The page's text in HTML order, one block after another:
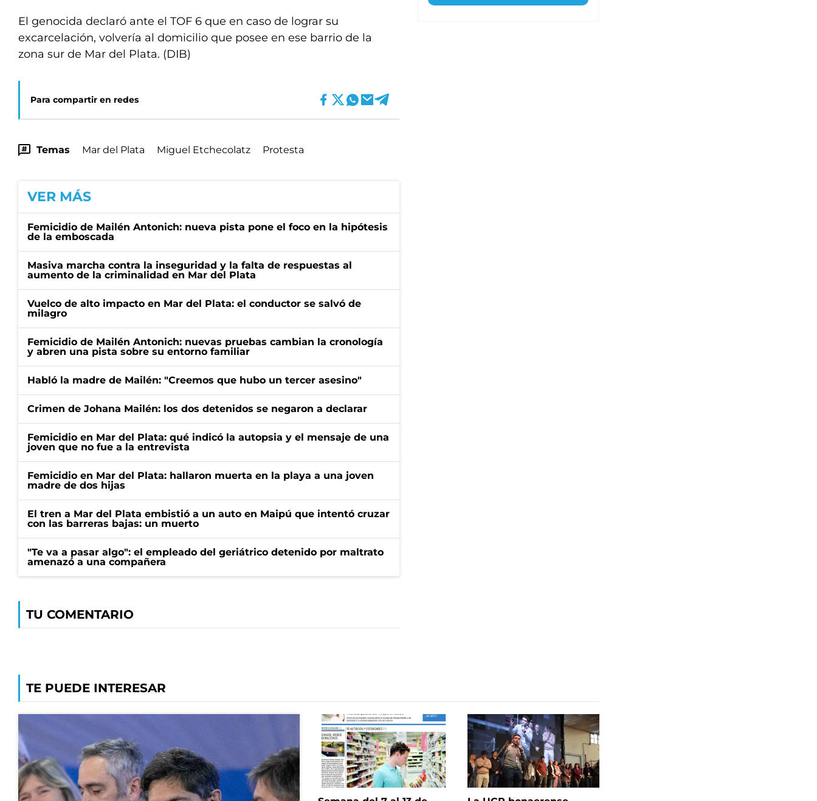
El genocida declaró ante el TOF 6 que en caso de lograr su
excarcelación, volvería al domicilio que posee en ese barrio de la
zona sur de Mar del Plata. (DIB)
Para compartir en redes
Temas Mar del Plata Miguel Etchecolatz Protesta
VER MÁS
Femicidio de Mailén Antonich: nueva pista pone el foco en la hipótesis
de la emboscada
Masiva marcha contra la inseguridad y la falta de respuestas al
aumento de la criminalidad en Mar del Plata
Vuelco de alto impacto en Mar del Plata: el conductor se salvó de
milagro
Femicidio de Mailén Antonich: nuevas pruebas cambian la cronología
y abren una pista sobre su entorno familiar
Habló la madre de Mailén: "Creemos que hubo un tercer asesino"
Crimen de Johana Mailén: los dos detenidos se negaron a declarar
Femicidio en Mar del Plata: qué indicó la autopsia y el mensaje de una
joven que no fue a la entrevista
Femicidio en Mar del Plata: hallaron muerta en la playa a una joven
madre de dos hijas
El tren a Mar del Plata embistió a un auto en Maipú que intentó cruzar
con las barreras bajas: un muerto
"Te va a pasar algo": el empleado del geriátrico detenido por maltrato
amenazó a una compañera
TU COMENTARIO
TE PUEDE INTERESAR